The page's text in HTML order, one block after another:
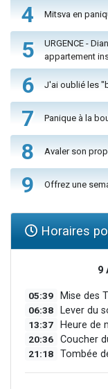
4 Mitsva en
5
URGENCE -
appartement
6 J'ai oublié les
7 Panique à la
8 Avaler son
9 Offrez une
Horaires
9
05:39 Mise des
06:38 Lever du
13:37 Heure de
20:36 Coucher
21:18 Tombée